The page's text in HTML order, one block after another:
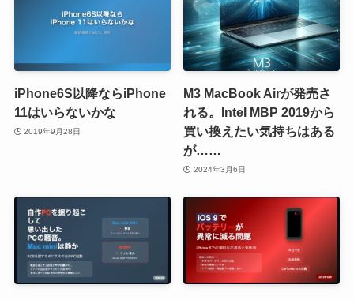
iPhone6S以降ならiPhone
11はいらないかな
2019年9月28日
M3 MacBook Airが発売さ
れる。Intel MBP 2019から
買い換えたい気持ちはある
が……
2024年3月6日